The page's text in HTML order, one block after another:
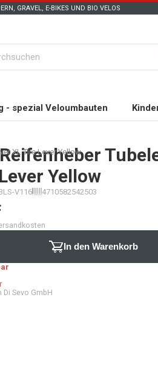
GRAVEL, E-BIKES UND BIO VELOS
- spezial Veloumbauten
XL Tire Lever Yellow
Reifenheber
Yellow
V116 4710582542503
In den Warenkorb
Di Sevo GmbH